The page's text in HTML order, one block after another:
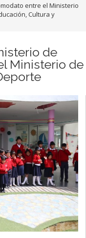
entre el Ministerio
Cultura y
de
Ministerio de